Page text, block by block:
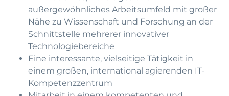
außergewöhnliches Arbeitsumfeld mit großer
Nähe zu Wissenschaft und Forschung an der
Schnittstelle mehrerer innovativer
Technologiebereiche
Eine interessante, vielseitige Tätigkeit in
einem großen, international agierenden IT-
Kompetenzzentrum